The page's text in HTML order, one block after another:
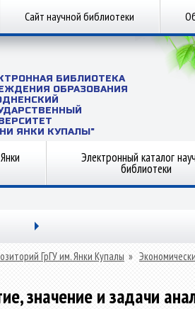
Сайт научной библиотеки
БИБЛИОТЕКА
ОБРАЗОВАНИЯ
ЯНКИ КУПАЛЫ"
Электронный каталог
библиотеки
ГрГУ им. Янки Купалы »
значение и задачи